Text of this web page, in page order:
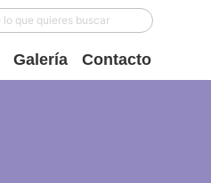
Galería Contacto